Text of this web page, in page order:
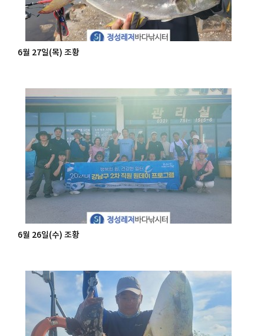
6월 27일(목) 조황
6월 26일(수) 조황